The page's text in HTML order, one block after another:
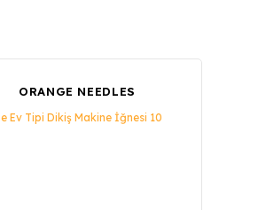
ORANGE NEEDLES